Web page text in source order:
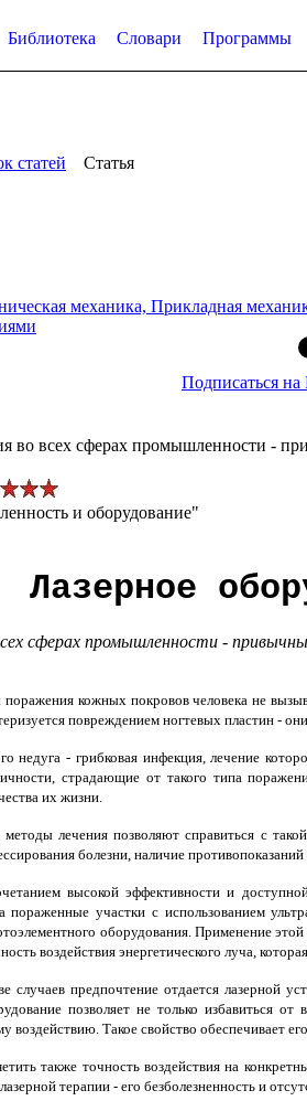
Библиотека Словари Программы
статей Статья
механика, Прикладная
Подписаться на
во всех сферах промышленности -
и оборудование"
Лазерное
сферах промышленности -
кожных покровов человека не
повреждением ногтевых пластин -
недуга - грибковая инфекция, лечение
страдающие от такого типа
их жизни.
лечения позволяют справиться с
болезни, наличие
высокой эффективности и
пораженные участки с использованием
оборудования. Применение этой
воздействия энергетического луча,
случаев предпочтение отдается лазерной
позволяет не только избавиться от
воздействию. Такое свойство обеспечивает
также точность воздействия на
терапии - его безболезненность и